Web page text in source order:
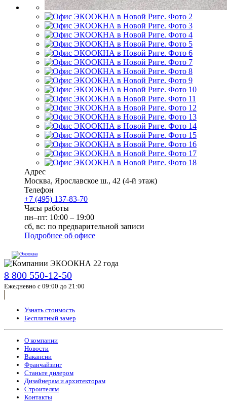
Адрес
Москва, Ярославское ш., 42 (4-й этаж)
Телефон
+7 (495) 137-83-70
Часы работы
пн–пт: 10:00 – 19:00
сб, вс: по предварительной записи
Подробнее об офисе
8 800 550-12-50
Ежедневно с 09:00 до 21:00
Узнать стоимость
Бесплатный замер
О компании
Новости
Вакансии
Франчайзинг
Станьте дилером
Дизайнерам и архитекторам
Строителям
Контакты